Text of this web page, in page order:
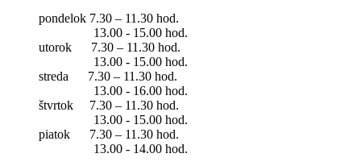
pondelok 7.30 – 11.30 hod.
13.00 - 15.00 hod.
utorok 7.30 – 11.30 hod.
13.00 - 15.00 hod.
streda 7.30 – 11.30 hod.
13.00 - 16.00 hod.
štvrtok 7.30 – 11.30 hod.
13.00 - 15.00 hod.
piatok 7.30 – 11.30 hod.
13.00 - 14.00 hod.